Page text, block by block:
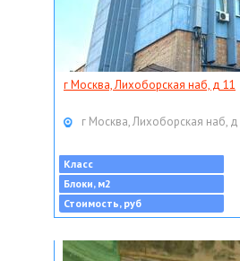
г Москва, Лихоборская наб, д 11
г Москва, Лихоборская наб,
Класс
Блоки, м2
Стоимость, руб